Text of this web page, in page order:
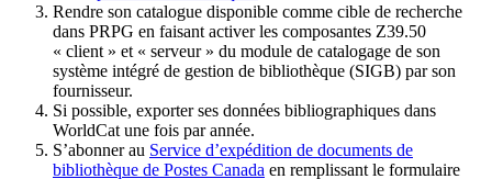
Rendre son catalogue disponible comme cible de recherche
dans PRPG en faisant activer les composantes Z39.50
« client » et « serveur » du module de catalogage de son
système intégré de gestion de bibliothèque (SIGB) par son
fournisseur.
Si possible, exporter ses données bibliographiques dans
WorldCat une fois par année.
S’abonner au Service d’expédition de documents de
bibliothèque de Postes Canada en remplissant le formulaire